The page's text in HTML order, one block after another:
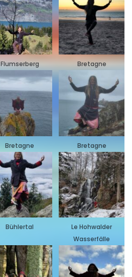
Flumserberg Bretagne
Bretagne Bretagne
Bühlertal
Le Hohwalder
Wasserfälle